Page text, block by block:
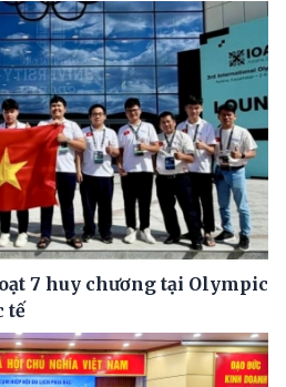
7 huy chương tại Olympic
tế